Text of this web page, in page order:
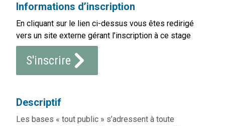
Informations d’inscription
En cliquant sur le lien ci-dessus vous êtes redirigé
vers un site externe gérant l’inscription à ce stage
S'inscrire
Descriptif
Les bases « tout public » s’adressent à toute